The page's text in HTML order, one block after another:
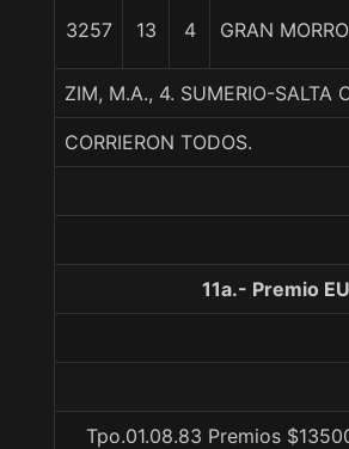
3257 13 4 GRAN
ZIM, M.A., 4. SUMERIO-SALTA
CORRIERON TODOS.
11a.- Premio
Tpo.01.08.83 Premios